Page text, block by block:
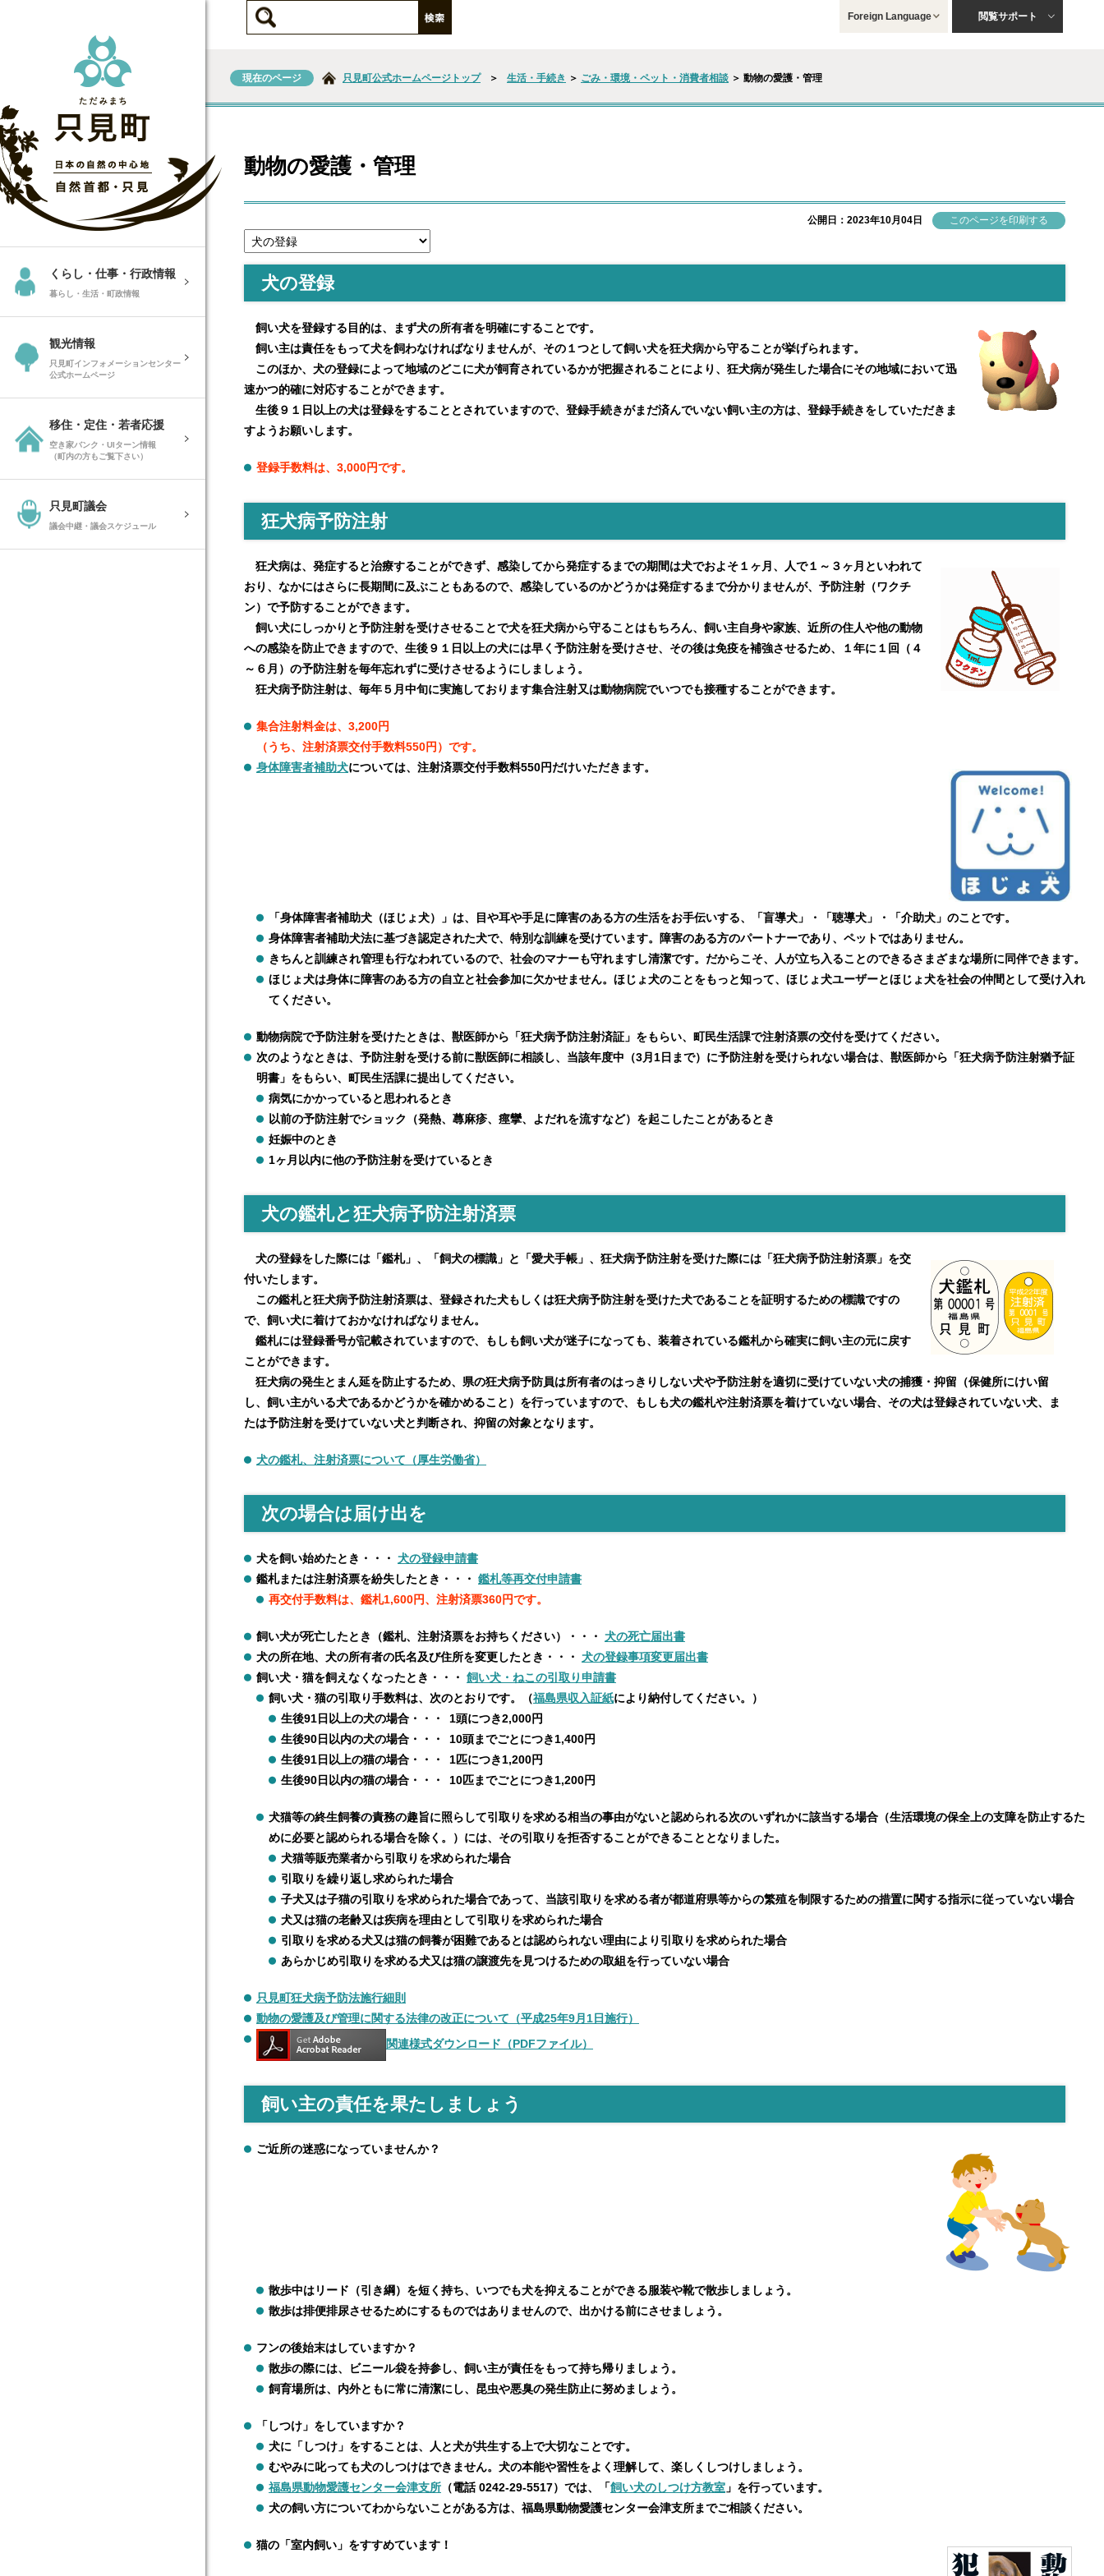
くらし・仕事・行政情報
暮らし・生活・町政情報
観光情報
只見町インフォメーションセンター
公式ホームページ
移住・定住・若者応援
空き家バンク・UIターン情報
（町内の方もご覧下さい）
只見町議会
議会中継・議会スケジュール
閲覧サポート
Foreign Language
現在のページ 只見町公式ホームページトップ ＞ 生活・手続き ＞ ごみ・環境・ペット・消費者相談 ＞ 動物の愛護・管理
動物の愛護・管理
公開日：2023年10月04日
犬の登録
飼い犬を登録する目的は、まず犬の所有者を明確にすることです。
飼い主は責任をもって犬を飼わなければなりませんが、その１つとして飼い犬を狂犬病から守ることが挙げられます。
このほか、犬の登録によって地域のどこに犬が飼育されているかが把握されることにより、狂犬病が発生した場合にその地域において迅
速かつ的確に対応することができます。
生後９１日以上の犬は登録をすることとされていますので、登録手続きがまだ済んでいない飼い主の方は、登録手続きをしていただきま
すようお願いします。
登録手数料は、3,000円です。
狂犬病予防注射
狂犬病は、発症すると治療することができず、感染してから発症するまでの期間は犬でおよそ１ヶ月、人で１～３ヶ月といわれて
おり、なかにはさらに長期間に及ぶこともあるので、感染しているのかどうかは発症するまで分かりませんが、予防注射（ワクチ
ン）で予防することができます。
飼い犬にしっかりと予防注射を受けさせることで犬を狂犬病から守ることはもちろん、飼い主自身や家族、近所の住人や他の動物
への感染を防止できますので、生後９１日以上の犬には早く予防注射を受けさせ、その後は免疫を補強させるため、１年に１回（４
～６月）の予防注射を毎年忘れずに受けさせるようにしましょう。
狂犬病予防注射は、毎年５月中旬に実施しております集合注射又は動物病院でいつでも接種することができます。
集合注射料金は、3,200円
（うち、注射済票交付手数料550円）です。
身体障害者補助犬については、注射済票交付手数料550円だけいただきます。
「身体障害者補助犬（ほじょ犬）」は、目や耳や手足に障害のある方の生活をお手伝いする、「盲導犬」・「聴導犬」・「介助犬」のことです。
身体障害者補助犬法に基づき認定された犬で、特別な訓練を受けています。障害のある方のパートナーであり、ペットではありません。
きちんと訓練され管理も行なわれているので、社会のマナーも守れますし清潔です。だからこそ、人が立ち入ることのできるさまざまな場所に同伴できます。
ほじょ犬は身体に障害のある方の自立と社会参加に欠かせません。ほじょ犬のことをもっと知って、ほじょ犬ユーザーとほじょ犬を社会の仲間として受け入れ
てください。
動物病院で予防注射を受けたときは、獣医師から「狂犬病予防注射済証」をもらい、町民生活課で注射済票の交付を受けてください。
次のようなときは、予防注射を受ける前に獣医師に相談し、当該年度中（3月1日まで）に予防注射を受けられない場合は、獣医師から「狂犬病予防注射猶予証
明書」をもらい、町民生活課に提出してください。
病気にかかっていると思われるとき
以前の予防注射でショック（発熱、蕁麻疹、痙攣、よだれを流すなど）を起こしたことがあるとき
妊娠中のとき
1ヶ月以内に他の予防注射を受けているとき
犬の鑑札と狂犬病予防注射済票
犬の登録をした際には「鑑札」、「飼犬の標識」と「愛犬手帳」、狂犬病予防注射を受けた際には「狂犬病予防注射済票」を交
付いたします。
この鑑札と狂犬病予防注射済票は、登録された犬もしくは狂犬病予防注射を受けた犬であることを証明するための標識ですの
で、飼い犬に着けておかなければなりません。
鑑札には登録番号が記載されていますので、もしも飼い犬が迷子になっても、装着されている鑑札から確実に飼い主の元に戻す
ことができます。
狂犬病の発生とまん延を防止するため、県の狂犬病予防員は所有者のはっきりしない犬や予防注射を適切に受けていない犬の捕獲・抑留（保健所にけい留
し、飼い主がいる犬であるかどうかを確かめること）を行っていますので、もしも犬の鑑札や注射済票を着けていない場合、その犬は登録されていない犬、ま
たは予防注射を受けていない犬と判断され、抑留の対象となります。
犬の鑑札、注射済票について（厚生労働省）
次の場合は届け出を
犬を飼い始めたとき・・・ 犬の登録申請書
鑑札または注射済票を紛失したとき ・・・ 鑑札等再交付申請書
再交付手数料は、鑑札1,600円、注射済票360円です。
飼い犬が死亡したとき（鑑札、注射済票をお持ちください）・・・ 犬の死亡届出書
犬の所在地、犬の所有者の氏名及び住所を変更したとき・・・ 犬の登録事項変更届出書
飼い犬・猫を飼えなくなったとき ・・・ 飼い犬・ねこの引取り申請書
飼い犬・猫の引取り手数料は、次のとおりです。
（福島県収入証紙により納付してください。）
生後91日以上の犬の場合 ・・・ 1頭につき2,000円
生後90日以内の犬の場合 ・・・ 10頭までごとにつき1,400円
生後91日以上の猫の場合 ・・・ 1匹につき1,200円
生後90日以内の猫の場合 ・・・ 10匹までごとにつき1,200円
犬猫等の終生飼養の責務の趣旨に照らして引取りを求める相当の事由がないと認められる次のいずれかに該当する場合（生活環境の保全上の支障を防止するた
めに必要と認められる場合を除く。）には、その引取りを拒否することができることとなりました。
犬猫等販売業者から引取りを求められた場合
引取りを繰り返し求められた場合
子犬又は子猫の引取りを求められた場合であって、当該引取りを求める者が都道府県等からの繁殖を制限するための措置に関する指示に従っていない場合
犬又は猫の老齢又は疾病を理由として引取りを求められた場合
引取りを求める犬又は猫の飼養が困難であるとは認められない理由により引取りを求められた場合
あらかじめ引取りを求める犬又は猫の譲渡先を見つけるための取組を行っていない場合
只見町狂犬病予防法施行細則
動物の愛護及び管理に関する法律の改正について （平成25年9月1日施行）
関連様式ダウンロード（PDFファイル）
飼い主の責任を果たしましょう
ご近所の迷惑になっていませんか？
散歩中はリード（引き綱）を短く持ち、いつでも犬を抑えることができる服装や靴で散歩しましょう。
散歩は排便排尿させるためにするものではありませんので、出かける前にさせましょう。
フンの後始末はしていますか？
散歩の際には、ビニール袋を持参し、飼い主が責任をもって持ち帰りましょう。
飼育場所は、内外ともに常に清潔にし、昆虫や悪臭の発生防止に努めましょう。
「しつけ」をしていますか？
犬に「しつけ」をすることは、人と犬が共生する上で大切なことです。
むやみに叱っても犬のしつけはできません。犬の本能や習性をよく理解して、楽しくしつけしましょう。
福島県動物愛護センター会津支所 （電話 0242-29-5517）では、「飼い犬のしつけ方教室 」を行っています。
犬の飼い方についてわからないことがある方は、福島県動物愛護センター会津支所までご相談ください。
猫の「室内飼い」をすすめています！